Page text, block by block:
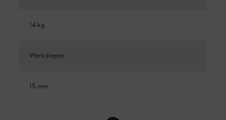
14 kg
Werkdiepte
15 mm